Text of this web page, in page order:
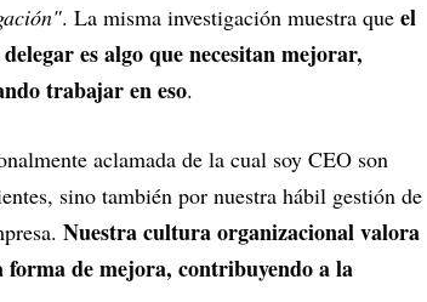
. La misma investigación muestra que el
es algo que necesitan mejorar,
trabajar en eso.
aclamada de la cual soy CEO son
sino también por nuestra hábil gestión de
Nuestra cultura organizacional valora
forma de mejora, contribuyendo a la